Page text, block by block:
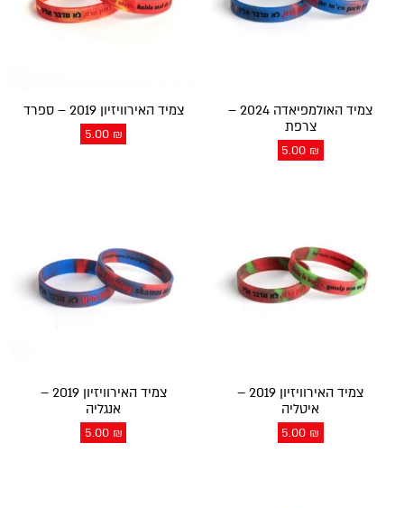
צמיד האולמפיאדה 2024 –
צרפת
5.00 ₪
צמיד האירוויזיון 2019 – ספרד
5.00 ₪
צמיד האירוויזיון 2019 –
איטליה
5.00 ₪
צמיד האירוויזיון 2019 –
אנגליה
5.00 ₪